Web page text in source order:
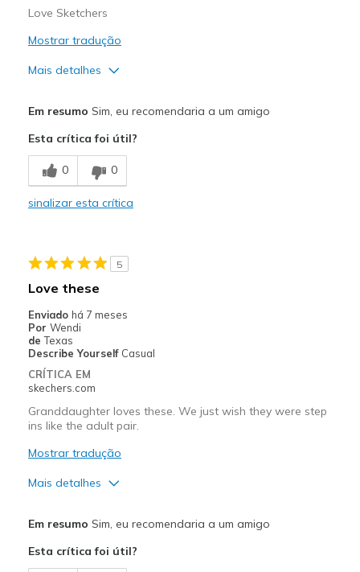
Love Sketchers
Mostrar tradução
Mais detalhes
Stylish
Melhores utilizações
Casual Wear
View On Shoes
Em resumo Sim, eu recomendaria a um amigo
Esta crítica foi útil?
0 0
sinalizar esta crítica
5
Love these
Enviado há 7 meses
Por Wendi
de Texas
Describe Yourself Casual
CRÍTICA EM
skechers.com
Granddaughter loves these. We just wish they were step
ins like the adult pair.
Mostrar tradução
Mais detalhes
Comfortable
Em resumo Sim, eu recomendaria a um amigo
Esta crítica foi útil?